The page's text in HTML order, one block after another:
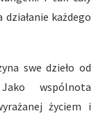
każdego
swe dzieło od
wspólnota
życiem i